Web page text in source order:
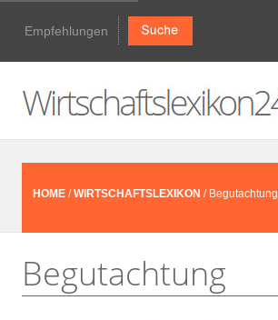
Empfehlungen
HOME /WIRTSCHAFTSLEXIKON / Begutachtung
Begutachtung